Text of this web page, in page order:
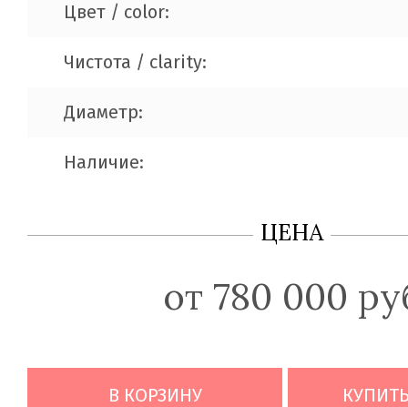
Цвет / color:
Чистота / clarity:
Диаметр:
Наличие:
ЦЕНА
от 780 000
В КОРЗИНУ